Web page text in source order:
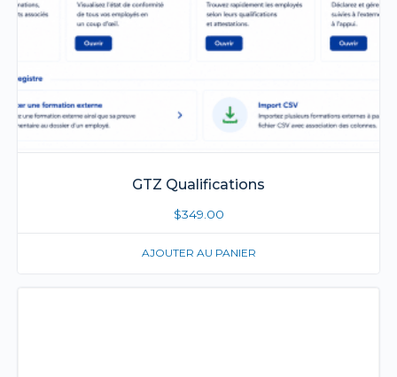
GTZ Qualifications
$349.00
AJOUTER AU PANIER